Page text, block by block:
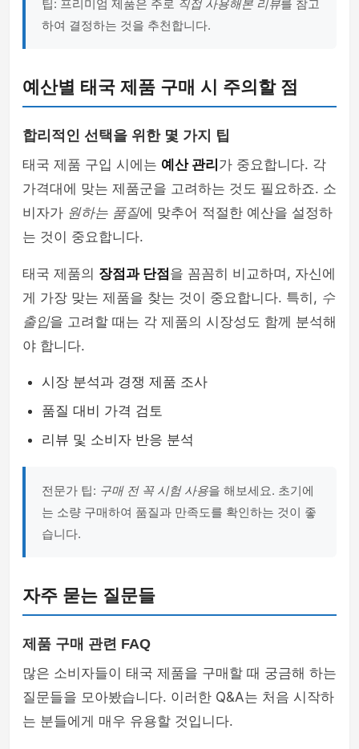
팁: 프리미엄 제품은 주로 직접 사용해본 리뷰를 참고
하여 결정하는 것을 추천합니다.
예산별 태국 제품 구매 시 주의할 점
합리적인 선택을 위한 몇 가지 팁
태국 제품 구입 시에는 예산 관리 가 중요합니다. 각
가격대에 맞는 제품군을 고려하는 것도 필요하죠. 소
비자가 원하는 품질에 맞추어 적절한 예산을 설정하
는 것이 중요합니다.
태국 제품의 장점과 단점을 꼼꼼히 비교하며, 자신에
게 가장 맞는 제품을 찾는 것이 중요합니다. 특히, 수
출입을 고려할 때는 각 제품의 시장성도 함께 분석해
야 합니다.
시장 분석과 경쟁 제품 조사
품질 대비 가격 검토
리뷰 및 소비자 반응 분석
전문가 팁: 구매 전 꼭 시험 사용을 해보세요. 초기에
는 소량 구매하여 품질과 만족도를 확인하는 것이 좋
습니다.
자주 묻는 질문들
제품 구매 관련 FAQ
많은 소비자들이 태국 제품을 구매할 때 궁금해 하는
질문들을 모아봤습니다. 이러한 Q&A는 처음 시작하
는 분들에게 매우 유용할 것입니다.